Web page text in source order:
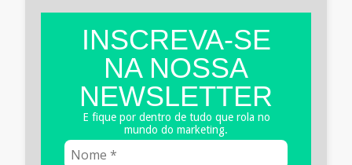
INSCREVA-SE
NA NOSSA
NEWSLETTER
E fique por dentro de tudo que rola no
mundo do marketing.